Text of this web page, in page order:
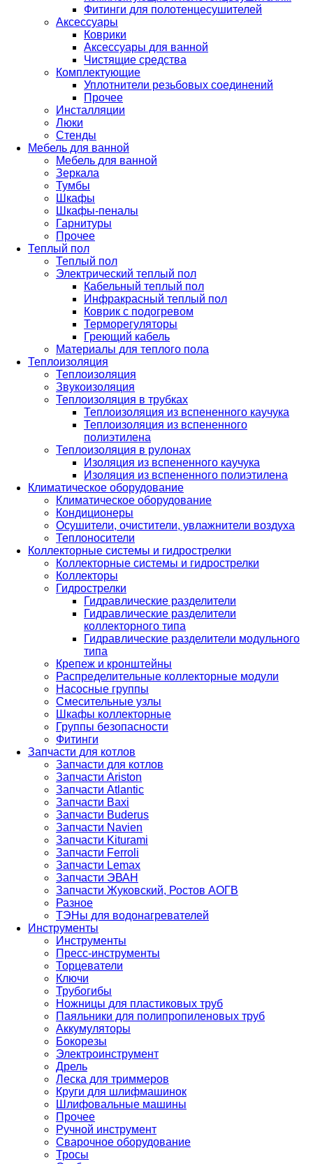
Фитинги для полотенцесушителей
Аксессуары
Коврики
Аксессуары для ванной
Чистящие средства
Комплектующие
Уплотнители резьбовых соединений
Прочее
Инсталляции
Люки
Стенды
Мебель для ванной
Мебель для ванной
Зеркала
Тумбы
Шкафы
Шкафы-пеналы
Гарнитуры
Прочее
Теплый пол
Теплый пол
Электрический теплый пол
Кабельный теплый пол
Инфракрасный теплый пол
Коврик с подогревом
Терморегуляторы
Греющий кабель
Материалы для теплого пола
Теплоизоляция
Теплоизоляция
Звукоизоляция
Теплоизоляция в трубках
Теплоизоляция из вспененного каучука
Теплоизоляция из вспененного
полиэтилена
Теплоизоляция в рулонах
Изоляция из вспененного каучука
Изоляция из вспененного полиэтилена
Климатическое оборудование
Климатическое оборудование
Кондиционеры
Осушители, очистители, увлажнители воздуха
Теплоносители
Коллекторные системы и гидрострелки
Коллекторные системы и гидрострелки
Коллекторы
Гидрострелки
Гидравлические разделители
Гидравлические разделители
коллекторного типа
Гидравлические разделители модульного
типа
Крепеж и кронштейны
Распределительные коллекторные модули
Насосные группы
Смесительные узлы
Шкафы коллекторные
Группы безопасности
Фитинги
Запчасти для котлов
Запчасти для котлов
Запчасти Ariston
Запчасти Atlantic
Запчасти Baxi
Запчасти Buderus
Запчасти Navien
Запчасти Kiturami
Запчасти Ferroli
Запчасти Lemax
Запчасти ЭВАН
Запчасти Жуковский, Ростов АОГВ
Разное
ТЭНы для водонагревателей
Инструменты
Инструменты
Пресс-инструменты
Торцеватели
Ключи
Трубогибы
Ножницы для пластиковых труб
Паяльники для полипропиленовых труб
Аккумуляторы
Бокорезы
Электроинструмент
Дрель
Леска для триммеров
Круги для шлифмашинок
Шлифовальные машины
Прочее
Ручной инструмент
Сварочное оборудование
Тросы